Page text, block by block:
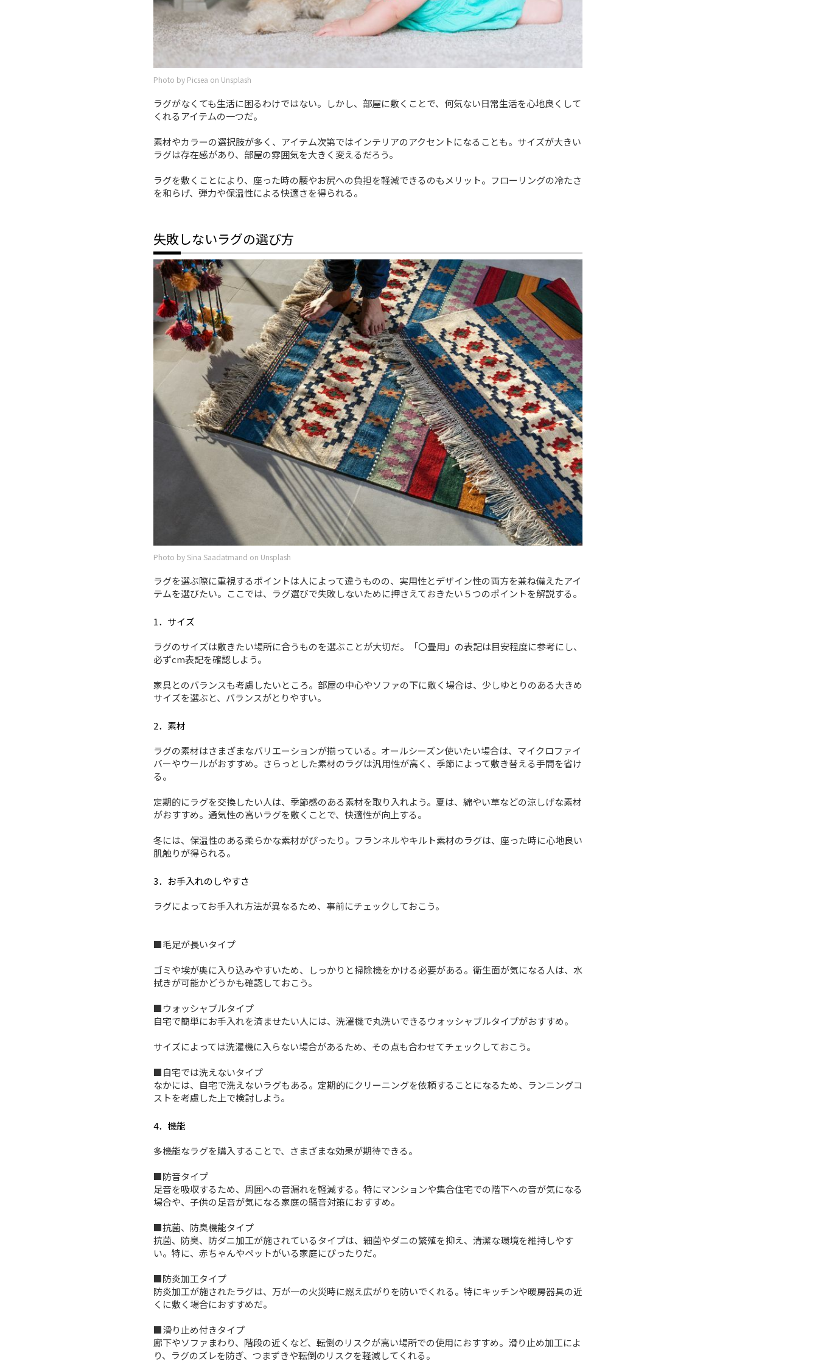
Photo by Picsea on Unsplash
ラグがなくても生活に困るわけではない。しかし、部屋に敷くことで、何気ない日常生活を心地良くして
くれるアイテムの一つだ。
素材やカラーの選択肢が多く、アイテム次第ではインテリアのアクセントになることも。サイズが大きい
ラグは存在感があり、部屋の雰囲気を大きく変えるだろう。
ラグを敷くことにより、座った時の腰やお尻への負担を軽減できるのもメリット。フローリングの冷たさ
を和らげ、弾力や保温性による快適さを得られる。
失敗しないラグの選び方
Photo by Sina Saadatmand on Unsplash
ラグを選ぶ際に重視するポイントは人によって違うものの、実用性とデザイン性の両方を兼ね備えたアイ
テムを選びたい。ここでは、ラグ選びで失敗しないために押さえておきたい５つのポイントを解説する。
1．サイズ
ラグのサイズは敷きたい場所に合うものを選ぶことが大切だ。「〇畳用」の表記は目安程度に参考にし、
必ずcm表記を確認しよう。
家具とのバランスも考慮したいところ。部屋の中心やソファの下に敷く場合は、少しゆとりのある大きめ
サイズを選ぶと、バランスがとりやすい。
2．素材
ラグの素材はさまざまなバリエーションが揃っている。オールシーズン使いたい場合は、マイクロファイ
バーやウールがおすすめ。さらっとした素材のラグは汎用性が高く、季節によって敷き替える手間を省け
る。
定期的にラグを交換したい人は、季節感のある素材を取り入れよう。夏は、綿やい草などの涼しげな素材
がおすすめ。通気性の高いラグを敷くことで、快適性が向上する。
冬には、保温性のある柔らかな素材がぴったり。フランネルやキルト素材のラグは、座った時に心地良い
肌触りが得られる。
3．お手入れのしやすさ
ラグによってお手入れ方法が異なるため、事前にチェックしておこう。
■毛足が長いタイプ
ゴミや埃が奥に入り込みやすいため、しっかりと掃除機をかける必要がある。衛生面が気になる人は、水
拭きが可能かどうかも確認しておこう。
■ウォッシャブルタイプ
自宅で簡単にお手入れを済ませたい人には、洗濯機で丸洗いできるウォッシャブルタイプがおすすめ。
サイズによっては洗濯機に入らない場合があるため、その点も合わせてチェックしておこう。
■自宅では洗えないタイプ
なかには、自宅で洗えないラグもある。定期的にクリーニングを依頼することになるため、ランニングコ
ストを考慮した上で検討しよう。
4．機能
多機能なラグを購入することで、さまざまな効果が期待できる。
■防音タイプ
足音を吸収するため、周囲への音漏れを軽減する。特にマンションや集合住宅での階下への音が気になる
場合や、子供の足音が気になる家庭の騒音対策におすすめ。
■抗菌、防臭機能タイプ
抗菌、防臭、防ダニ加工が施されているタイプは、細菌やダニの繁殖を抑え、清潔な環境を維持しやす
い。特に、赤ちゃんやペットがいる家庭にぴったりだ。
■防炎加工タイプ
防炎加工が施されたラグは、万が一の火災時に燃え広がりを防いでくれる。特にキッチンや暖房器具の近
くに敷く場合におすすめだ。
■滑り止め付きタイプ
廊下やソファまわり、階段の近くなど、転倒のリスクが高い場所での使用におすすめ。滑り止め加工によ
り、ラグのズレを防ぎ、つまずきや転倒のリスクを軽減してくれる。